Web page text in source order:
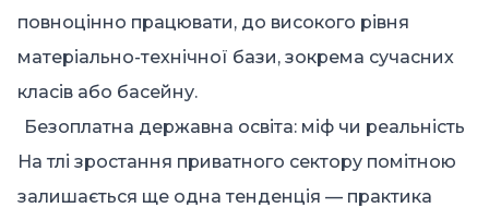
повноцінно працювати, до високого рівня
матеріально-технічної бази, зокрема сучасних
класів або басейну.
Безоплатна державна освіта: міф чи реальність
На тлі зростання приватного сектору помітною
залишається ще одна тенденція — практика